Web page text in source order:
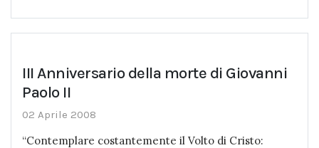
III Anniversario della morte di Giovanni
Paolo II
02 Aprile 2008
“Contemplare costantemente il Volto di Cristo: